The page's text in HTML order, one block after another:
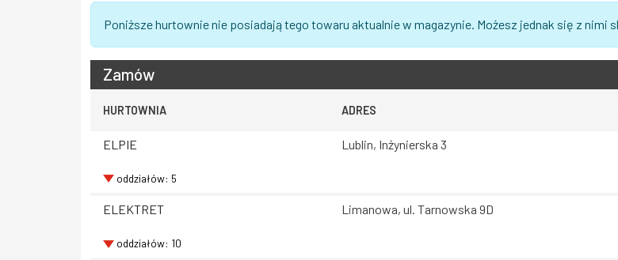
Poniższe hurtownie nie posiadają tego towaru aktualnie w magazynie. Możesz jednak się z
Zamów
HURTOWNIA ADRES
ELPIE Lublin, Inżynierska 3
oddziałów: 5
ELEKTRET Limanowa, ul. Tarnowska 9D
oddziałów: 10